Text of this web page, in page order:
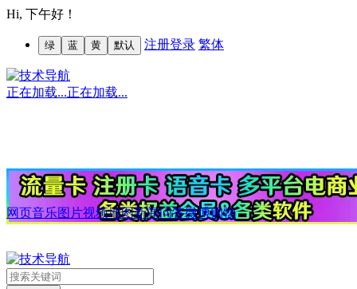
Hi, 下午好！
绿 蓝 黄 默认 注册登录 繁体
正在加载...正在加载...
网页音乐图片视频地图新闻问答微博购物